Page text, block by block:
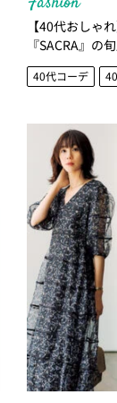
【40代おしゃ
『SACRA』の
40代コーデ